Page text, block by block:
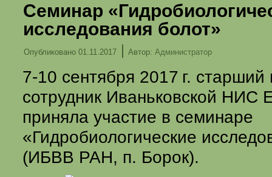
Семинар
исследования болот»
Опубликовано 01.11.2017 | Автор: Администратор
7-10 сентября 2017 г. старший
сотрудник Иваньковской НИС
приняла участие в семинаре
«Гидробиологические
(ИБВВ РАН, п. Борок).